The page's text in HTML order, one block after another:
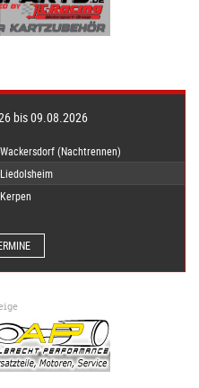
bis 09.08.2026
Wackersdorf (Nachtrennen)
Liedolsheim
Kerpen